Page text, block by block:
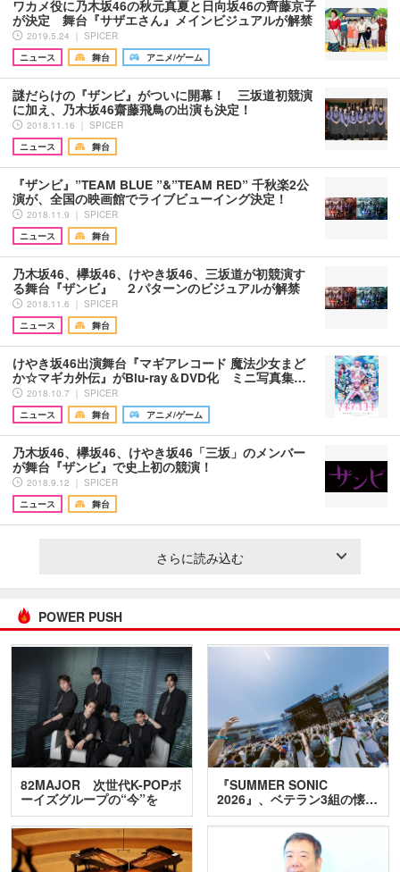
ワカメ役に乃木坂46の秋元真夏と日向坂46の齊藤京子
が決定 舞台『サザエさん』メインビジュアルが解禁
2019.5.24 ｜ SPICER
ニュース
舞台 アニメ/ゲーム
謎だらけの『ザンビ』がついに開幕！ 三坂道初競演
に加え、乃木坂46齋藤飛鳥の出演も決定！
2018.11.16 ｜ SPICER
ニュース
舞台
『ザンビ』”TEAM BLUE ”&”TEAM RED” 千秋楽2公
演が、全国の映画館でライブビューイング決定！
2018.11.9 ｜ SPICER
ニュース
舞台
乃木坂46、欅坂46、けやき坂46、三坂道が初競演す
る舞台『ザンビ』 ２パターンのビジュアルが解禁
2018.11.6 ｜ SPICER
ニュース
舞台
けやき坂46出演舞台『マギアレコード 魔法少女まど
か☆マギカ外伝』がBlu-ray＆DVD化 ミニ写真集…
2018.10.7 ｜ SPICER
ニュース
舞台 アニメ/ゲーム
乃木坂46、欅坂46、けやき坂46「三坂」のメンバー
が舞台『ザンビ』で史上初の競演！
2018.9.12 ｜ SPICER
ニュース
舞台
さらに読み込む
POWER PUSH
82MAJOR 次世代K-POPボ
ーイズグループの“今”を
訊…
『SUMMER SONIC
2026』、ベテラン3組の懐…